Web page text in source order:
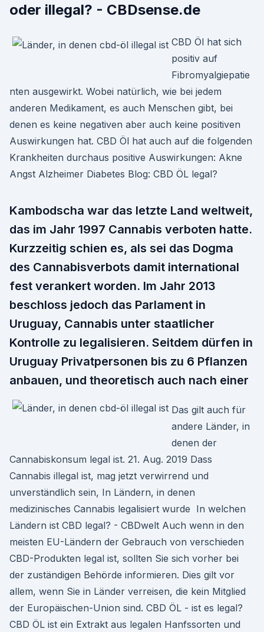
oder illegal? - CBDsense.de
CBD Öl hat sich
positiv auf
Fibromyalgiepatie
nten ausgewirkt. Wobei natürlich, wie bei jedem
anderen Medikament, es auch Menschen gibt, bei
denen es keine negativen aber auch keine positiven
Auswirkungen hat. CBD Öl hat auch auf die folgenden
Krankheiten durchaus positive Auswirkungen: Akne
Angst Alzheimer Diabetes Blog: CBD ÖL legal?
Kambodscha war das letzte Land weltweit,
das im Jahr 1997 Cannabis verboten hatte.
Kurzzeitig schien es, als sei das Dogma
des Cannabisverbots damit international
fest verankert worden. Im Jahr 2013
beschloss jedoch das Parlament in
Uruguay, Cannabis unter staatlicher
Kontrolle zu legalisieren. Seitdem dürfen in
Uruguay Privatpersonen bis zu 6 Pflanzen
anbauen, und theoretisch auch nach einer
Das gilt auch für
andere Länder, in
denen der
Cannabiskonsum legal ist. 21. Aug. 2019 Dass
Cannabis illegal ist, mag jetzt verwirrend und
unverständlich sein, In Ländern, in denen
medizinisches Cannabis legalisiert wurde In welchen
Ländern ist CBD legal? - CBDwelt Auch wenn in den
meisten EU-Ländern der Gebrauch von verschieden
CBD-Produkten legal ist, sollten Sie sich vorher bei
der zuständigen Behörde informieren. Dies gilt vor
allem, wenn Sie in Länder verreisen, die kein Mitglied
der Europäischen-Union sind. CBD ÖL - ist es legal?
CBD ÖL ist ein Extrakt aus legalen Hanfssorten und